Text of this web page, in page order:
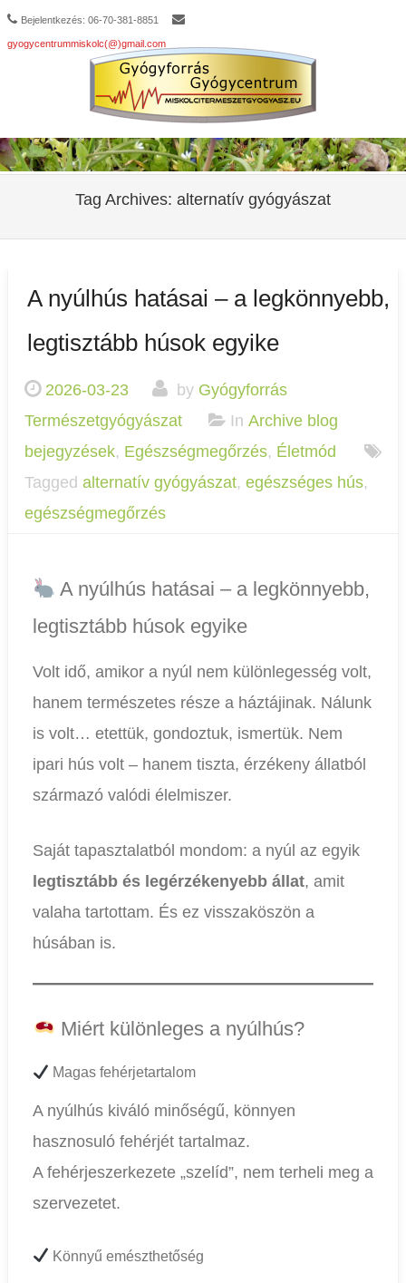
Bejelentkezés: 06-70-381-8851
gyogycentrummiskolc(@)gmail.com
Tag Archives: alternatív gyógyászat
A nyúlhús hatásai – a legkönnyebb,
legtisztább húsok egyike
2026-03-23 by Gyógyforrás
Természetgyógyászat
In Archive blog
bejegyzések, Egészségmegőrzés, Életmód
Tagged alternatív gyógyászat, egészséges hús,
egészségmegőrzés
A nyúlhús hatásai – a legkönnyebb,
legtisztább húsok egyike
Volt idő, amikor a nyúl nem különlegesség volt,
hanem természetes része a háztájinak. Nálunk
is volt… etettük, gondoztuk, ismertük. Nem
ipari hús volt – hanem tiszta, érzékeny állatból
származó valódi élelmiszer.
Saját tapasztalatból mondom: a nyúl az egyik
legtisztább és legérzékenyebb állat, amit
valaha tartottam. És ez visszaköszön a
húsában is.
Miért különleges a nyúlhús?
Magas fehérjetartalom
A nyúlhús kiváló minőségű, könnyen
hasznosuló fehérjét tartalmaz.
A fehérjeszerkezete „szelíd”, nem terheli meg a
szervezetet.
Könnyű emészthetőség